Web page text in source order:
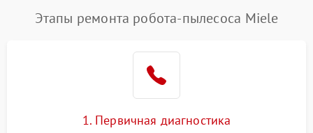
Этапы ремонта робота-пылесоса Miele
1. Первичная диагностика